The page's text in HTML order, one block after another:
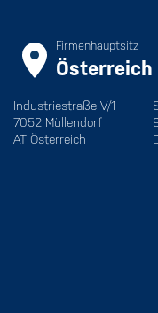
Firmenhauptsitz
Österreich
Industriestraße V/1
7052 Müllendorf
AT Österreich